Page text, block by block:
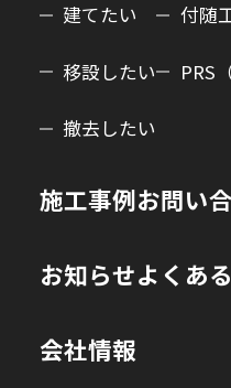
建てたい
移設したい
撤去したい
付随
PRS
施工事例
お知らせ
会社情報
お問い
よくあ